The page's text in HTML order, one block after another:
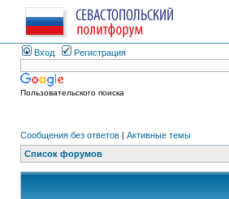
Вход Регистрация
Пользовательского поиска
Сообщения без ответов | Активные темы
Список форумов